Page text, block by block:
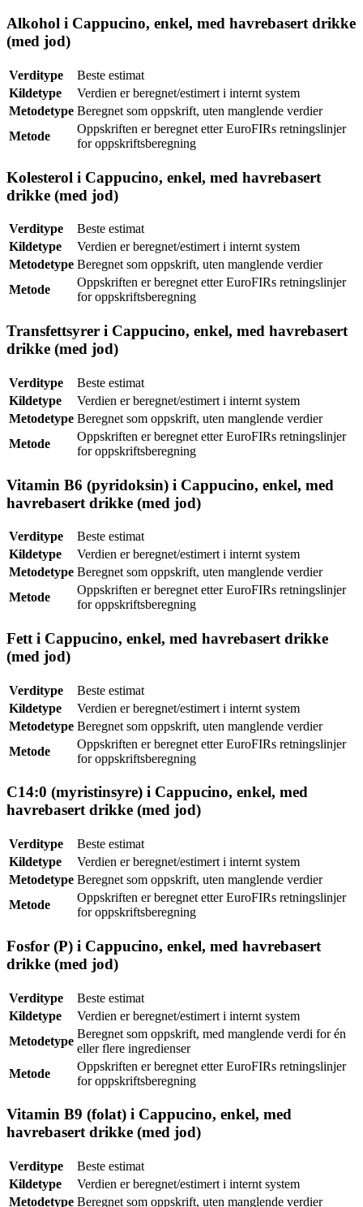
Alkohol i Cappucino, enkel, med havrebasert drikke
(med jod)
Verditype
Beste estimat
Kildetype
Verdien er beregnet/estimert i internt system
Metodetype Beregnet som oppskrift, uten manglende verdier
Metode
Oppskriften er beregnet etter EuroFIRs retningslinjer
for oppskriftsberegning
Kolesterol i Cappucino, enkel, med havrebasert
drikke (med jod)
Verditype
Beste estimat
Kildetype
Verdien er beregnet/estimert i internt system
Metodetype Beregnet som oppskrift, uten manglende verdier
Metode
Oppskriften er beregnet etter EuroFIRs retningslinjer
for oppskriftsberegning
Transfettsyrer i Cappucino, enkel, med havrebasert
drikke (med jod)
Verditype
Beste estimat
Kildetype
Verdien er beregnet/estimert i internt system
Metodetype Beregnet som oppskrift, uten manglende verdier
Metode
Oppskriften er beregnet etter EuroFIRs retningslinjer
for oppskriftsberegning
Vitamin B6 (pyridoksin) i Cappucino, enkel, med
havrebasert drikke (med jod)
Verditype
Beste estimat
Kildetype
Verdien er beregnet/estimert i internt system
Metodetype Beregnet som oppskrift, uten manglende verdier
Metode
Oppskriften er beregnet etter EuroFIRs retningslinjer
for oppskriftsberegning
Fett i Cappucino, enkel, med havrebasert drikke
(med jod)
Verditype
Beste estimat
Kildetype
Verdien er beregnet/estimert i internt system
Metodetype Beregnet som oppskrift, uten manglende verdier
Metode
Oppskriften er beregnet etter EuroFIRs retningslinjer
for oppskriftsberegning
C14:0 (myristinsyre) i Cappucino, enkel, med
havrebasert drikke (med jod)
Verditype
Beste estimat
Kildetype
Verdien er beregnet/estimert i internt system
Metodetype Beregnet som oppskrift, uten manglende verdier
Metode
Oppskriften er beregnet etter EuroFIRs retningslinjer
for oppskriftsberegning
Fosfor (P) i Cappucino, enkel, med havrebasert
drikke (med jod)
Verditype
Beste estimat
Kildetype
Verdien er beregnet/estimert i internt system
Metodetype
Beregnet som oppskrift, med manglende verdi for én
eller flere ingredienser
Metode
Oppskriften er beregnet etter EuroFIRs retningslinjer
for oppskriftsberegning
Vitamin B9 (folat) i Cappucino, enkel, med
havrebasert drikke (med jod)
Verditype
Beste estimat
Kildetype
Verdien er beregnet/estimert i internt system
Metodetype Beregnet som oppskrift, uten manglende verdier